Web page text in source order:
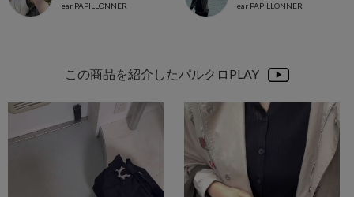
ear PAPILLONNER
ear PAPILLONNER
この商品を紹介したパルクロPLAY